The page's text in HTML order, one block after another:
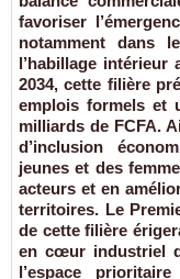
favoriser
notamment dans
l’habillage intérieur
2034, cette filière
emplois formels et
milliards de FCFA.
d’inclusion
jeunes et des
acteurs et en
territoires. Le
de cette filière
en cœur industriel
l’espace